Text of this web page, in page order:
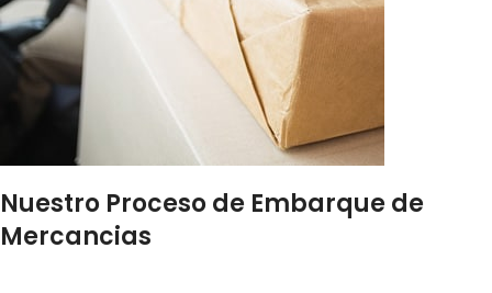
Nuestro Proceso de Embarque de
Mercancias